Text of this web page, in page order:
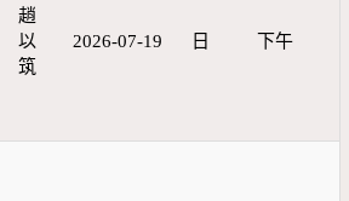
趙
以
筑
2026-07-19 日 下午